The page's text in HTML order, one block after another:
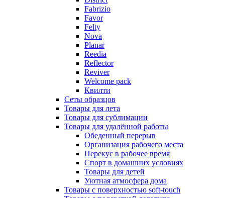
Fabrizio
Favor
Felty
Nova
Planar
Reedia
Reflector
Reviver
Welcome pack
Квилти
Сеты образцов
Товары для лета
Товары для сублимации
Товары для удалённой работы
Обеденный перерыв
Организация рабочего места
Перекус в рабочее время
Спорт в домашних условиях
Товары для детей
Уютная атмосфера дома
Товары с поверхностью soft-touch